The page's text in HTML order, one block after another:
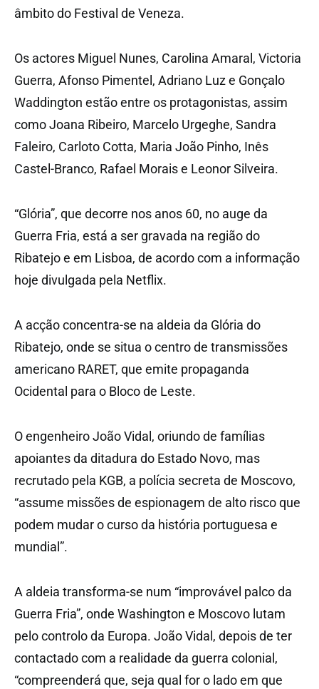
âmbito do Festival de Veneza.
Os actores Miguel Nunes, Carolina Amaral, Victoria
Guerra, Afonso Pimentel, Adriano Luz e Gonçalo
Waddington estão entre os protagonistas, assim
como Joana Ribeiro, Marcelo Urgeghe, Sandra
Faleiro, Carloto Cotta, Maria João Pinho, Inês
Castel-Branco, Rafael Morais e Leonor Silveira.
“Glória”, que decorre nos anos 60, no auge da
Guerra Fria, está a ser gravada na região do
Ribatejo e em Lisboa, de acordo com a informação
hoje divulgada pela Netflix.
A acção concentra-se na aldeia da Glória do
Ribatejo, onde se situa o centro de transmissões
americano RARET, que emite propaganda
Ocidental para o Bloco de Leste.
O engenheiro João Vidal, oriundo de famílias
apoiantes da ditadura do Estado Novo, mas
recrutado pela KGB, a polícia secreta de Moscovo,
“assume missões de espionagem de alto risco que
podem mudar o curso da história portuguesa e
mundial”.
A aldeia transforma-se num “improvável palco da
Guerra Fria”, onde Washington e Moscovo lutam
pelo controlo da Europa. João Vidal, depois de ter
contactado com a realidade da guerra colonial,
“compreenderá que, seja qual for o lado em que